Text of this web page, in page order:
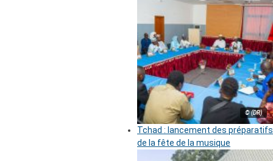
© (DR)
Tchad : lancement des préparatifs
de la fête de la musique